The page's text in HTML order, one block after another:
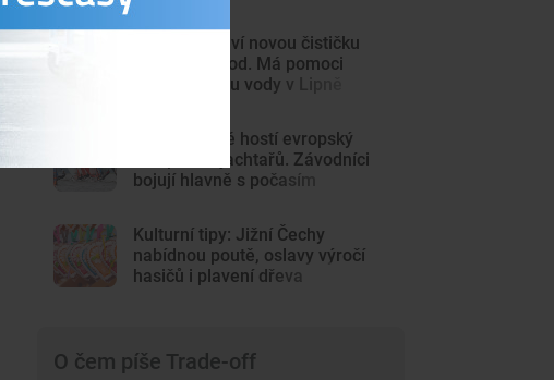
Volary postaví novou čističku
odpadních vod. Má pomoci
zlepšit kvalitu vody v Lipně
Lipno poprvé hostí evropský
šampionát jachtařů. Závodníci
bojují hlavně s počasím
Kulturní tipy: Jižní Čechy
nabídnou poutě, oslavy výročí
hasičů i plavení dřeva
O čem píše Trade-off